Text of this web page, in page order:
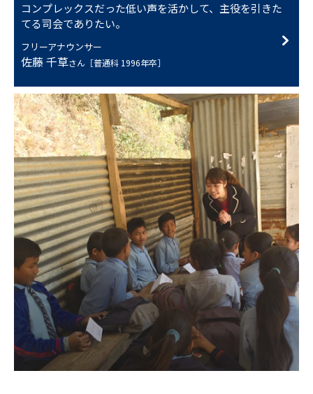
コンプレックスだった低い声を活かして、主役を引きた
てる司会でありたい。
フリーアナウンサー
佐藤 千草さん［普通科 1996年卒］